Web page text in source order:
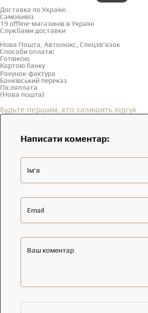
Доставка по Україні:
Самовивіз
19 offline-магазинів в Україні
Службами доставки
Нова Пошта, Автолюкс, Спецзв'язок
Способи оплати:
Готівкою
Картою банку
Рахунок-фактура
Банківський переказ
Післяплата
(Нова пошта)
Будьте першим, хто залишить відгук
Написати коментар:
Ім'я
Email
Ваш коментар